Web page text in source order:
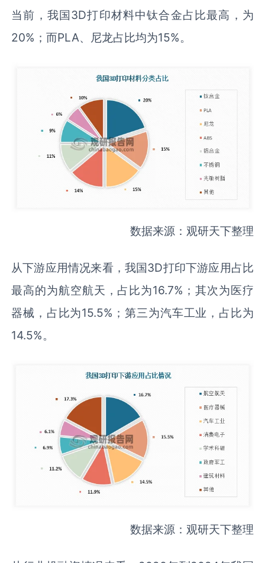
当前，我国3D打印材料中钛合金占比最高，为
20%；而PLA、尼龙占比均为15%。
数据来源：观研天下整理
从下游应用情况来看，我国3D打印下游应用占比
最高的为航空航天，占比为16.7%；其次为医疗
器械，占比为15.5%；第三为汽车工业，占比为
14.5%。
数据来源：观研天下整理